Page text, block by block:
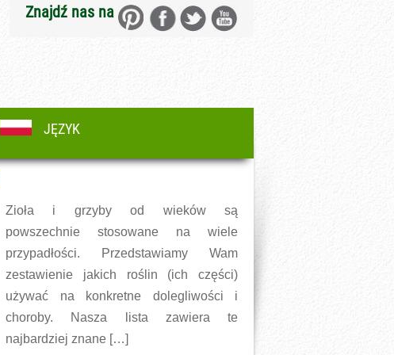
Znajdź nas na
JĘZYK
Zioła i grzyby od wieków są
powszechnie stosowane na wiele
przypadłości. Przedstawiamy Wam
zestawienie jakich roślin (ich części)
używać na konkretne dolegliwości i
choroby. Nasza lista zawiera te
najbardziej znane […]